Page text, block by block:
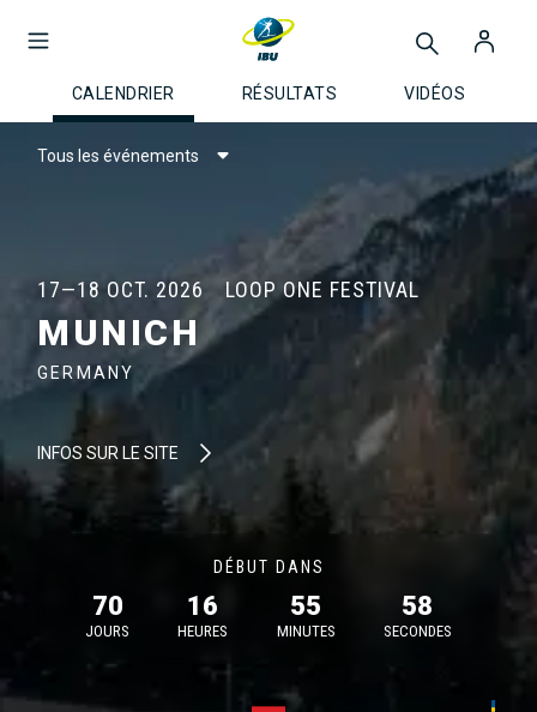
CALENDRIER RÉSULTATS VIDÉOS
Tous les événements
17—18 OCT. 2026 LOOP ONE FESTIVAL
MUNICH
GERMANY
INFOS SUR LE SITE
DÉBUT DANS
70
JOURS
16
HEURES
55
MINUTES
58
SECONDES